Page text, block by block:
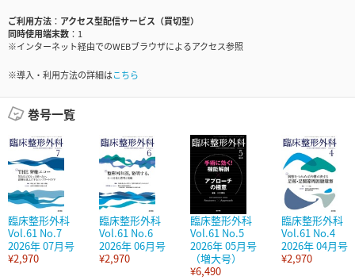
ご利用方法
アクセス型配信サービス（買切型）
同時使用端末数
1
※インターネット経由でのWEBブラウザによるアクセス参照
※導入・利用方法の詳細はこちら
巻号一覧
臨床整形外科
Vol.61 No.7
2026年 07月号
¥2,970
臨床整形外科
Vol.61 No.6
2026年 06月号
¥2,970
臨床整形外科
Vol.61 No.5
2026年 05月号
（増大号）
¥6,490
臨床整形外科
Vol.61 No.4
2026年 04月号
¥2,970